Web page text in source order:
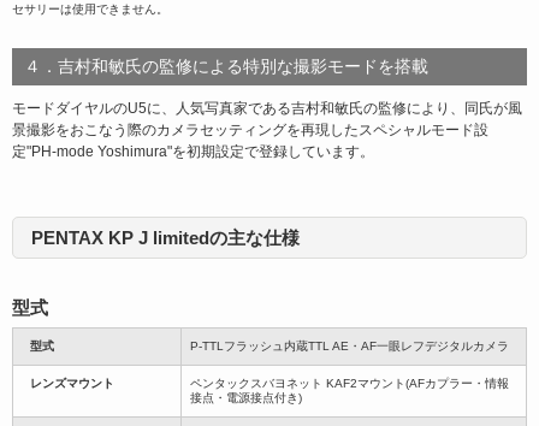
セサリーは使用できません。
４．吉村和敏氏の監修による特別な撮影モードを搭載
モードダイヤルのU5に、人気写真家である吉村和敏氏の監修により、同氏が風
景撮影をおこなう際のカメラセッティングを再現したスペシャルモード設
定"PH-mode Yoshimura"を初期設定で登録しています。
PENTAX KP J limitedの主な仕様
型式
型式 P-TTLフラッシュ内蔵TTL AE・AF一眼レフデジタルカメラ
レンズマウント
ペンタックスバヨネット KAF2マウント(AFカプラー・情報
接点・電源接点付き)